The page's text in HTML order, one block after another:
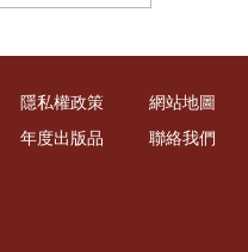
會調整談話內
的收穫也更加的
盲的人卻可能成
隱私權政策 網站地圖
年度出版品 聯絡我們